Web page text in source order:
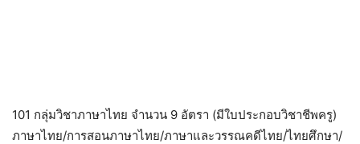
101 กลุ่มวิชาภาษาไทย จำนวน 9 อัตรา (มีใบประกอบวิชาชีพครู)
ภาษาไทย/การสอนภาษาไทย/ภาษาและวรรณคดีไทย/ไทยศึกษา/